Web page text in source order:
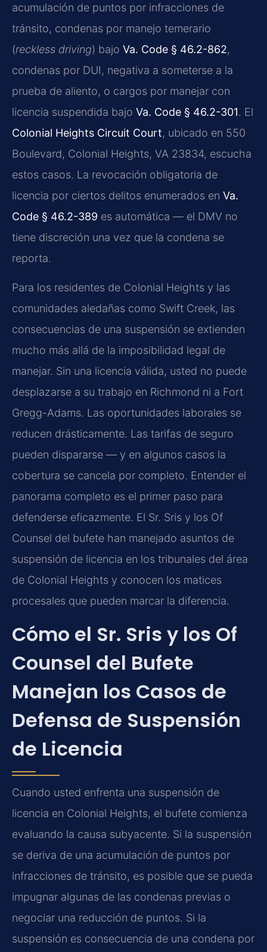
acumulación de puntos por infracciones de
tránsito, condenas por manejo temerario
(reckless driving) bajo Va. Code § 46.2-862,
condenas por DUI, negativa a someterse a la
prueba de aliento, o cargos por manejar con
licencia suspendida bajo Va. Code § 46.2-301. El
Colonial Heights Circuit Court, ubicado en 550
Boulevard, Colonial Heights, VA 23834, escucha
estos casos. La revocación obligatoria de
licencia por ciertos delitos enumerados en Va.
Code § 46.2-389 es automática — el DMV no
tiene discreción una vez que la condena se
reporta.
Para los residentes de Colonial Heights y las
comunidades aledañas como Swift Creek, las
consecuencias de una suspensión se extienden
mucho más allá de la imposibilidad legal de
manejar. Sin una licencia válida, usted no puede
desplazarse a su trabajo en Richmond ni a Fort
Gregg-Adams. Las oportunidades laborales se
reducen drásticamente. Las tarifas de seguro
pueden dispararse — y en algunos casos la
cobertura se cancela por completo. Entender el
panorama completo es el primer paso para
defenderse eficazmente. El Sr. Sris y los Of
Counsel del bufete han manejado asuntos de
suspensión de licencia en los tribunales del área
de Colonial Heights y conocen los matices
procesales que pueden marcar la diferencia.
Cómo el Sr. Sris y los Of
Counsel del Bufete
Manejan los Casos de
Defensa de Suspensión
de Licencia
Cuando usted enfrenta una suspensión de
licencia en Colonial Heights, el bufete comienza
evaluando la causa subyacente. Si la suspensión
se deriva de una acumulación de puntos por
infracciones de tránsito, es posible que se pueda
impugnar algunas de las condenas previas o
negociar una reducción de puntos. Si la
suspensión es consecuencia de una condena por